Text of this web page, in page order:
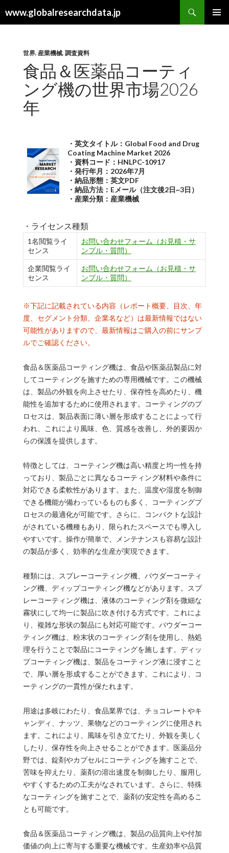
www.globalresearchdata.jp
索
世界, 産業機械, 調査資料
食品＆医薬品コーティ
ング機の世界市場2026
年
・英文タイトル：Global Food and Drug
Coating Machine Market 2026
・資料コード：HNLPC-10917
・発行年月：2026年7月
・納品形態：英文PDF
・納品方法：Eメール（注文後2日~3日）
・産業分類：産業機械
・ライセンス種類
1名閲覧ライ
センス
お問い合わせフォーム（お見積・サ
ンプル・質問）
企業閲覧ライ
センス
お問い合わせフォーム（お見積・サ
ンプル・質問）
※下記に記載されている内容（レポート概要、目次、年
度、セグメント分類、企業名など）は最新情報ではない
可能性がありますので、最新情報はご購入の前にサンプ
ルでご確認ください。
食品＆医薬品コーティング機は、食品や医薬品製品に対
してコーティングを施すための専用機械です。この機械
は、製品の外観を向上させたり、保存性を高めたり、機
能性を追加するために使用されます。コーティングのプ
ロセスは、製品表面に薄い層を形成することによって行
われ、これにより風味、色、質感を改善し、外的要因か
らの保護を提供します。
特徴としては、コーティング機は高い精度と均一性を持
っており、製品ごとに異なるコーティング材料や条件に
対応できる柔軟性があります。また、温度や湿度を制御
できる機能が備わっているものも多く、コーティングプ
ロセスの最適化が可能です。さらに、コンパクトな設計
がされている機種もあり、限られたスペースでも導入し
やすいです。操作が簡単で、メンテナンスも容易な設計
の製品が多く、効率的な生産が実現できます。
種類には、スプレーコーティング機、パウダーコーティ
ング機、ディップコーティング機などがあります。スプ
レーコーティング機は、液体のコーティング剤を微細な
霧状にして均一に製品に吹き付ける方式です。これによ
り、複雑な形状の製品にも対応可能です。パウダーコー
ティング機は、粉末状のコーティング剤を使用し、熱処
理を行うことで製品にコーティングを施します。ディッ
プコーティング機は、製品をコーティング液に浸すこと
で、厚い層を形成することができます。これにより、コ
ーティングの一貫性が保たれます。
用途は多岐にわたり、食品業界では、チョコレートやキ
ャンディ、ナッツ、果物などのコーティングに使用され
ます。これにより、風味を引き立てたり、外観を美しく
したり、保存性を向上させることができます。医薬品分
野では、錠剤やカプセルにコーティングを施すことで、
苦味を抑えたり、薬剤の溶出速度を制御したり、服用し
やすくするための工夫がなされています。さらに、特殊
なコーティングを施すことで、薬剤の安定性を高めるこ
とも可能です。
食品＆医薬品コーティング機は、製品の品質向上や付加
価値の向上に寄与する重要な機械です。生産効率や品質